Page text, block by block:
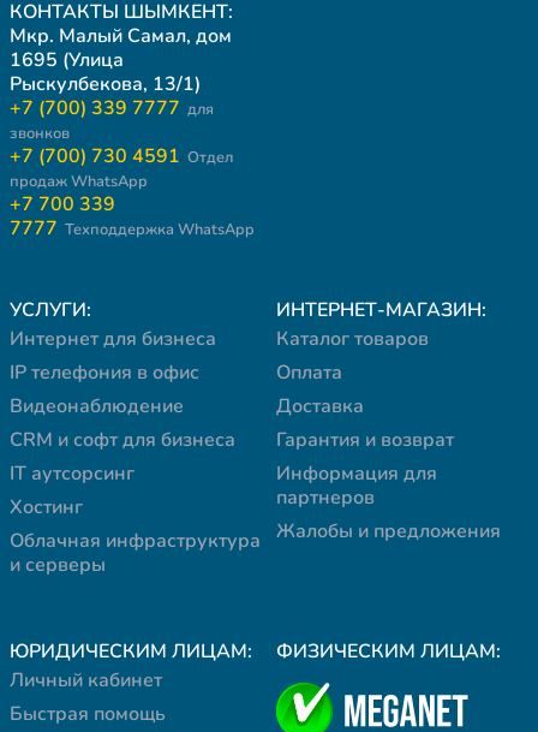
КОНТАКТЫ ШЫМКЕНТ:
Мкр. Малый Самал, дом
1695 (Улица
Рыскулбекова, 13/1)
+7 (700) 339 7777 для
звонков
+7 (700) 730 4591 Отдел
продаж WhatsApp
+7 700 339
7777 Техподдержка WhatsApp
УСЛУГИ:
Интернет для бизнеса
IP телефония в офис
Видеонаблюдение
CRM и софт для бизнеса
IT аутсорсинг
Хостинг
Облачная инфраструктура
и серверы
ИНТЕРНЕТ-МАГАЗИН:
Каталог товаров
Оплата
Доставка
Гарантия и возврат
Информация для
партнеров
Жалобы и предложения
ЮРИДИЧЕСКИМ ЛИЦАМ:
Личный кабинет
Быстрая помощь
ФИЗИЧЕСКИМ ЛИЦАМ: